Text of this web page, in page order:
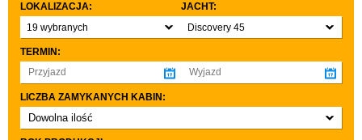
LOKALIZACJA:
19 wybranych
JACHT:
Discovery 45
TERMIN:
LICZBA ZAMYKANYCH KABIN:
Dowolna ilość